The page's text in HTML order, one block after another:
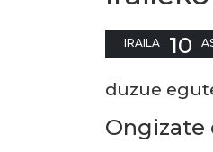
IRAILA 10
duzue
Ongizate